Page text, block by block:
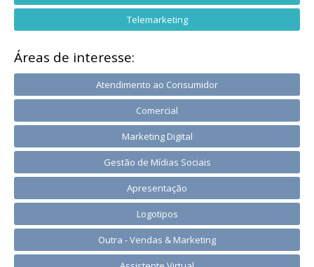
Telemarketing
Áreas de interesse:
Atendimento ao Consumidor
Comercial
Marketing Digital
Gestão de Mídias Sociais
Apresentação
Logotipos
Outra - Vendas & Marketing